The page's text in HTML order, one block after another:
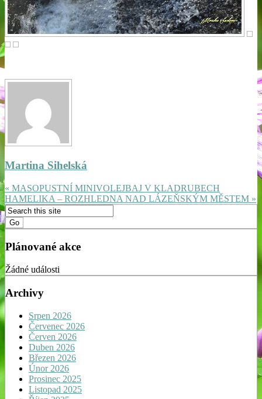
Martina Sihelská
« MASOPUSTNÍ MINIVOLEJBAJ V KLADRUBECH
HAMELIKA – ROZHLEDNA NAD LÁZEŇSKÝM MĚSTEM »
Plánované akce
Žádné události
Archivy
Srpen 2026
Červenec 2026
Červen 2026
Duben 2026
Březen 2026
Únor 2026
Prosinec 2025
Listopad 2025